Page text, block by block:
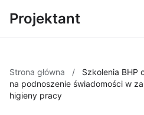
Projektant
Strona główna /
Szkolenia BHP
na podnoszenie świadomości w
higieny pracy